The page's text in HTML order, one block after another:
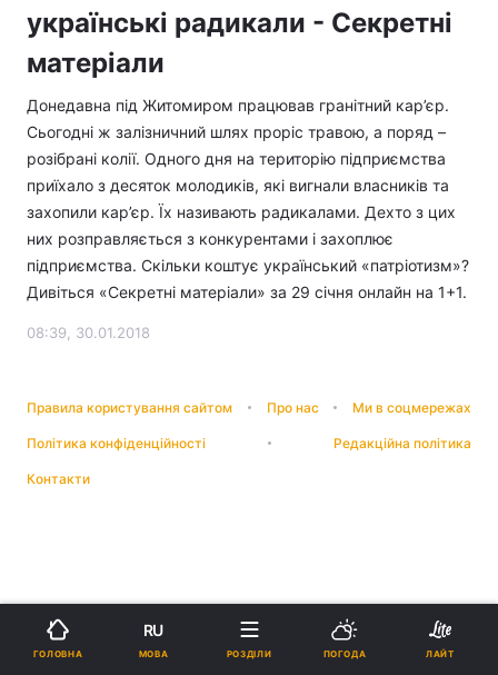
українські радикали - Секретні
матеріали
Донедавна під Житомиром працював гранітний кар’єр.
Сьогодні ж залізничний шлях проріс травою, а поряд –
розібрані колії. Одного дня на територію підприємства
приїхало з десяток молодиків, які вигнали власників та
захопили кар’єр. Їх називають радикалами. Дехто з цих
них розправляється з конкурентами і захоплює
підприємства. Скільки коштує український «патріотизм»?
Дивіться «Секретні матеріали» за 29 січня онлайн на 1+1.
08:39, 30.01.2018
Правила користування сайтом Про нас Ми в соцмережах
Політика конфіденційності Редакційна політика
Контакти
ГОЛОВНА
RU
МОВА РОЗДІЛИ ПОГОДА ЛАЙТ